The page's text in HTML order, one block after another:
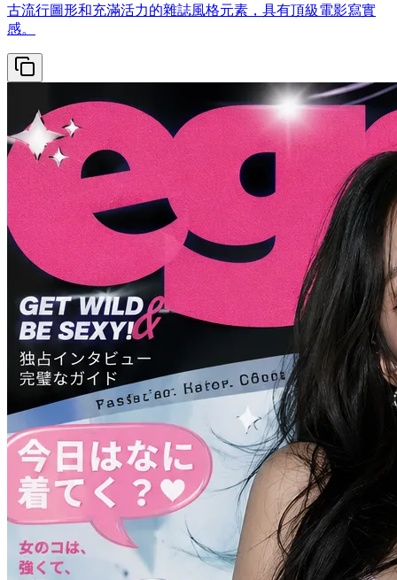
古流行圖形和充滿活力的雜誌風格元素，具有頂級電影寫實
感。